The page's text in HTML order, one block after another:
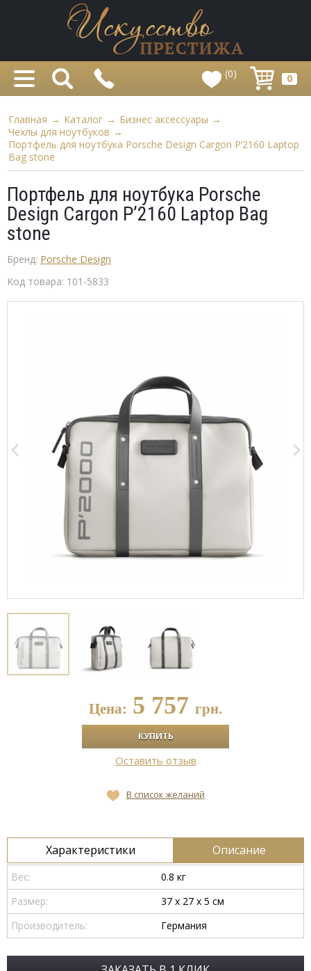
(0) 0
Главная → Каталог → Бизнес аксессуары →
Чехлы для ноутбуков →
Портфель для ноутбука Porsche Design Cargon P’2160 Laptop
Bag stone
Портфель для ноутбука Porsche
Design Cargon P’2160 Laptop Bag
stone
Бренд: Porsche Design
Код товара: 101-5833
Цена: 5 757 грн.
Оставить отзыв
В список желаний
Характеристики Описание
Вес:
0.8 кг
Размер:
37 x 27 x 5 см
Производитель:
Германия